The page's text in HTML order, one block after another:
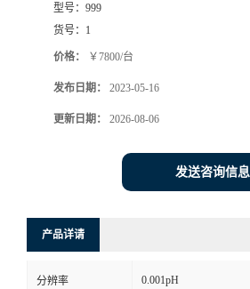
型号： 999
货号： 1
价格： ￥7800/台
发布日期： 2023-05-16
更新日期： 2026-08-06
发送咨询信息
产品详请
分辨率 0.001pH